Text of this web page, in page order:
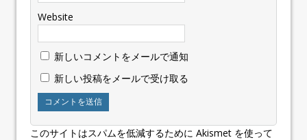
Website
新しいコメントをメールで通知
新しい投稿をメールで受け取る
このサイトはスパムを低減するために Akismet を使って